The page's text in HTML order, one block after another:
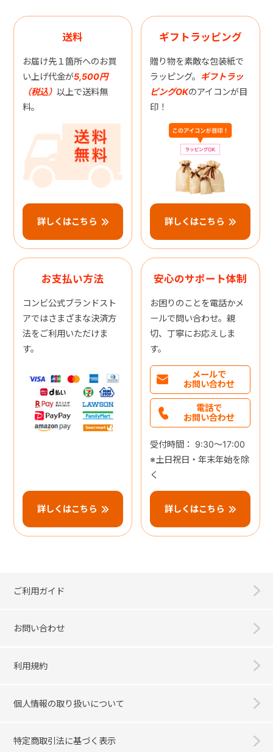
送料
お届け先１箇所へのお買
い上げ代金が5,500円
（税込） 以上で送料無
料。
詳しくはこちら
ギフトラッピング
贈り物を素敵な包装紙で
ラッピング。 ギフトラッ
ピングOKのアイコンが目
印！
詳しくはこちら
お支払い方法
コンビ公式ブランドスト
アではさまざまな決済方
法をご利用いただけま
す。
詳しくはこちら
安心のサポート体制
お困りのことを電話かメ
ールで問い合わせ。親
切、丁寧にお応えしま
す。
メールで
お問い合わせ
電話で
お問い合わせ
受付時間： 9:30～17:00
※土日祝日・年末年始を除
く
詳しくはこちら
ご利用ガイド
お問い合わせ
利用規約
個人情報の取り扱いについて
特定商取引法に基づく表示